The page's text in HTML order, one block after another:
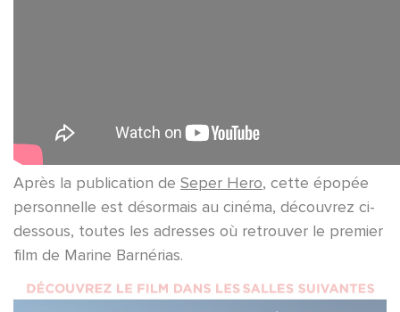
Après la publication de Seper Hero, cette épopée
personnelle est désormais au cinéma, découvrez ci-
dessous, toutes les adresses où retrouver le premier
film de Marine Barnérias.